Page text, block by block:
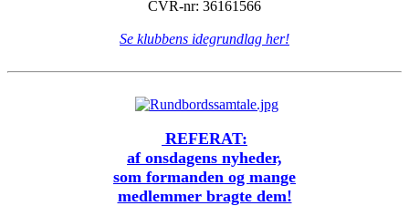
CVR-nr: 36161566
Se klubbens idegrundlag her!
REFERAT:
af onsdagens nyheder,
som formanden og mange
medlemmer bragte dem!